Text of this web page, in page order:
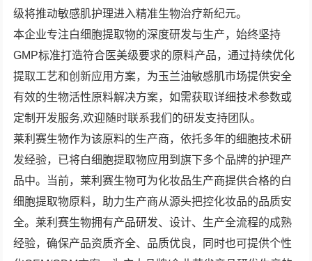
级将推动敏感肌护理进入精准生物治疗新纪元。
本企业专注白细胞提取物的深度研发与生产，始终坚持
GMP标准打造符合医美级要求的原料产品，通过持续优化
提取工艺和创新应用方案，为玉兰油敏感肌市场提供安全
有效的生物活性原料解决方案，如需获取详细技术参数或
定制开发服务,欢迎随时联系我们的研发支持团队。
莱利赛生物作为该原料的生产商，依托多年的细胞技术研
发经验，已将白细胞提取物应用到旗下多个品牌的护理产
品中。当前，莱利赛生物可为化妆品生产商提供合格的白
细胞提取物原料，助力生产商从源头把控化妆品的品质安
全。莱利赛生物拥有产品研发、设计、生产全流程的成熟
经验，确保产品资质齐全、品质优良，同时也可提供个性